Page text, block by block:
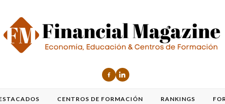
CENTROS DE FORMACIÓN RANKINGS